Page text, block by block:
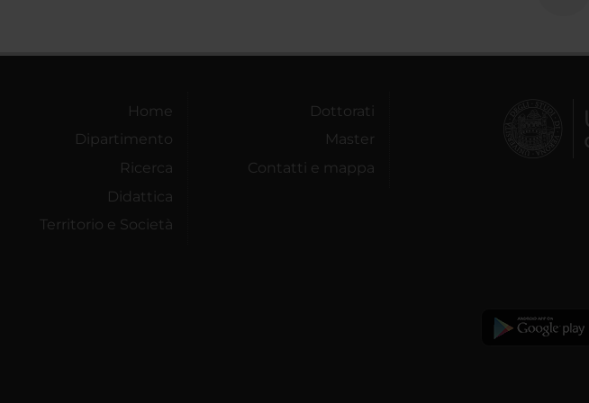
Home
Dipartimento
Ricerca
Didattica
Territorio e Società
Dottorati
Master
Contatti e mappa